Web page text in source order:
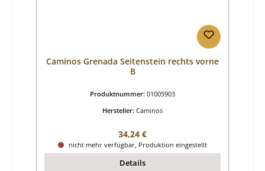
Caminos Grenada Seitenstein rechts vorne
B
Produktnummer: 01005903
Hersteller: Caminos
Regulärer Preis:
34,24 €
nicht mehr verfügbar, Produktion eingestellt
Details